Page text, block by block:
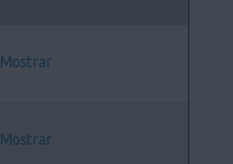
Mostrar
Mostrar